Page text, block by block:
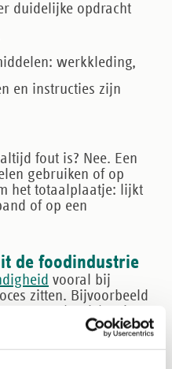
duidelijke opdracht
: werkkleding,
en instructies zijn
fout is? Nee. Een
gebruiken of op
het totaalplaatje: lijkt
of op een
de foodindustrie
vooral bij
zitten. Bijvoorbeeld
die